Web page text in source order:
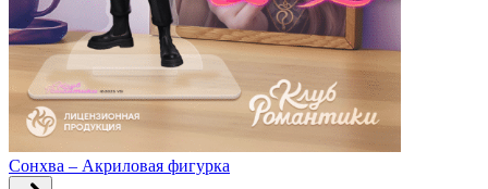
Сонхва – Акриловая фигурка